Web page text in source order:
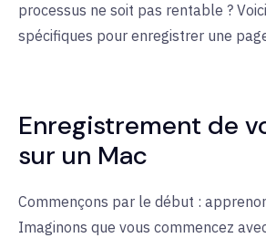
processus ne soit pas rentable ?
spécifiques pour enregistrer une
Enregistrement de
sur un Mac
Commençons par le début :
Imaginons que vous commencez